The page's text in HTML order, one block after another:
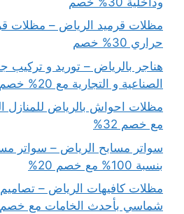
مظلات قرميد الرياض – مظلات
حراري 30% خصم
هناجر بالرياض – توريد و تركيب
الصناعية و التجارية مع 20% خصم
مظلات احواش بالرياض للمنازل
مع خصم 32%
سواتر مسابح الرياض – سواتر
بنسبة 100% مع خصم 20%
مظلات كافيهات الرياض –
شماسي بأحدث الخامات مع خصم 20%